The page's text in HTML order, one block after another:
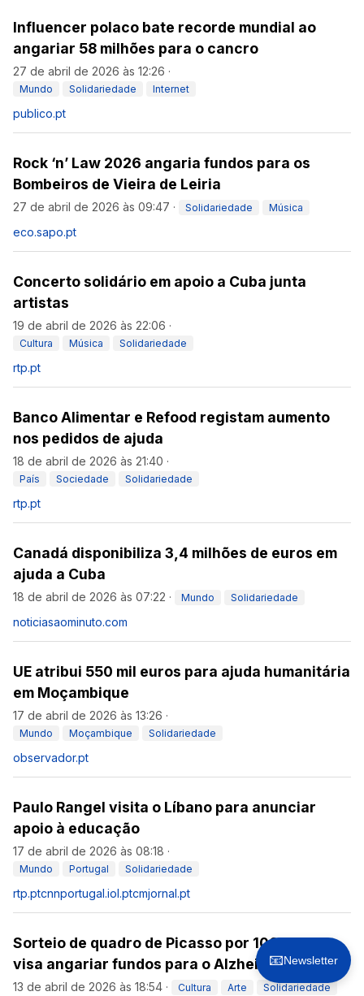
Influencer polaco bate recorde mundial ao
angariar 58 milhões para o cancro
27 de abril de 2026 às 12:26 ·
Mundo Solidariedade Internet
publico.pt
Rock ‘n’ Law 2026 angaria fundos para os
Bombeiros de Vieira de Leiria
27 de abril de 2026 às 09:47 · Solidariedade Música
eco.sapo.pt
Concerto solidário em apoio a Cuba junta
artistas
19 de abril de 2026 às 22:06 ·
Cultura Música Solidariedade
rtp.pt
Banco Alimentar e Refood registam aumento
nos pedidos de ajuda
18 de abril de 2026 às 21:40 ·
País Sociedade Solidariedade
rtp.pt
Canadá disponibiliza 3,4 milhões de euros em
ajuda a Cuba
18 de abril de 2026 às 07:22 · Mundo Solidariedade
noticiasaominuto.com
UE atribui 550 mil euros para ajuda humanitária
em Moçambique
17 de abril de 2026 às 13:26 ·
Mundo Moçambique Solidariedade
observador.pt
Paulo Rangel visita o Líbano para anunciar
apoio à educação
17 de abril de 2026 às 08:18 ·
Mundo Portugal Solidariedade
rtp.ptcnnportugal.iol.ptcmjornal.pt
Sorteio de quadro de Picasso por 100 euros
visa angariar fundos para o Alzheimer
13 de abril de 2026 às 18:54 · Cultura Arte Solidariedade
📧Newsletter